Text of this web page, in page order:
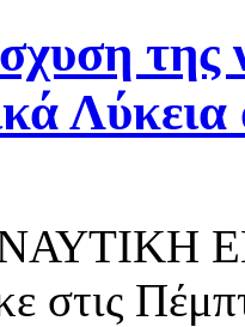
της
Λύκεια
ΝΑΥΤΙΚΗ
στις